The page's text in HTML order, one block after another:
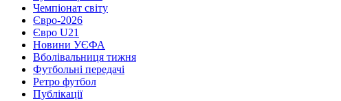
Чемпіонат світу
Євро-2026
Євро U21
Новини УЄФА
Вболівальниця тижня
Футбольні передачі
Ретро футбол
Публікації